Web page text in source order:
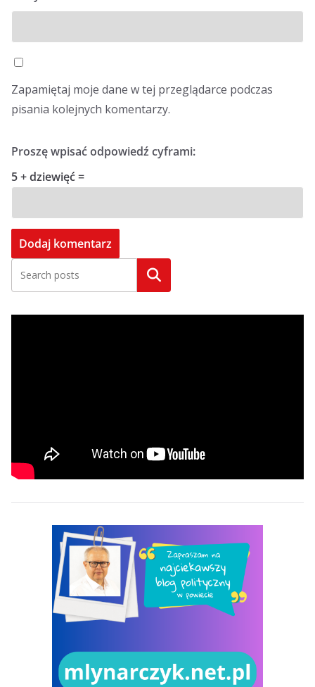
Zapamiętaj moje dane w tej przeglądarce podczas
pisania kolejnych komentarzy.
Proszę wpisać odpowiedź cyframi:
5 + dziewięć =
Szukaj